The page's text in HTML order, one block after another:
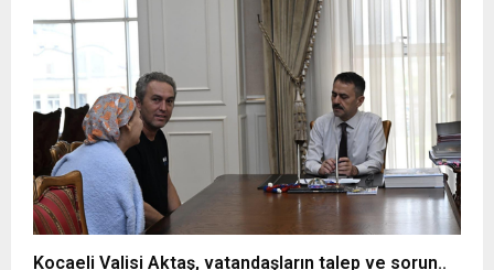
Kocaeli Valisi Aktaş, vatandaşların talep ve sorun..